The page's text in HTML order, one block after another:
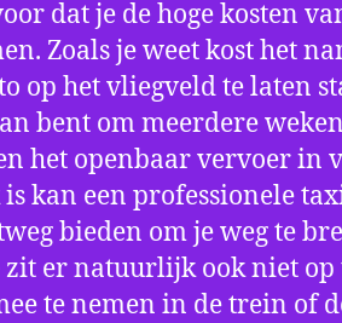
dat je de hoge kosten
Zoals je weet kost het
op het vliegveld te laten
bent om meerdere
het openbaar vervoer in
kan een professionele
bieden om je weg te
zit er natuurlijk ook niet op
te nemen in de trein of